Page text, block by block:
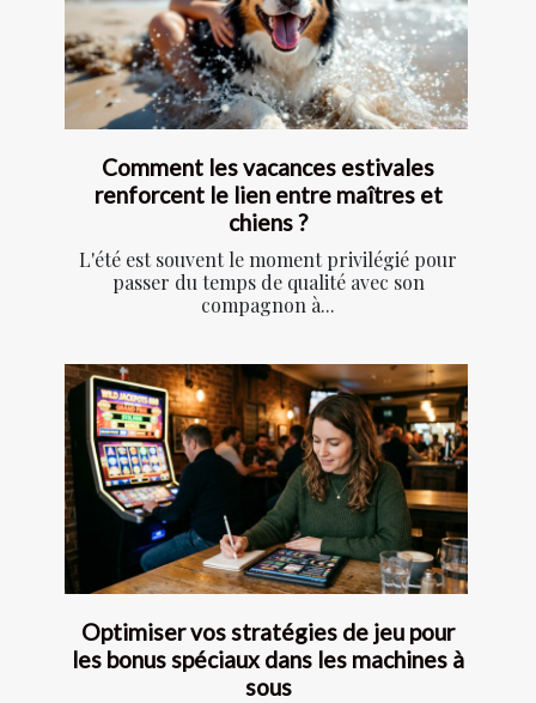
Comment les vacances estivales
renforcent le lien entre maîtres et
chiens ?
L'été est souvent le moment privilégié pour
passer du temps de qualité avec son
compagnon à...
Optimiser vos stratégies de jeu pour
les bonus spéciaux dans les machines à
sous